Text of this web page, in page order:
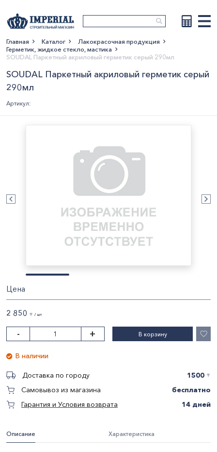
Показать больше
Главная Каталог
Лакокрасочная продукция
Герметик, жидкое стекло, мастика
SOUDAL Паркетный акриловый герметик серый 290мл
SOUDAL Паркетный акриловый герметик серый
290мл
Артикул:
Описание Характеристика
Цена
2 850 〒 / шт
- + В корзину
В наличии
Доставка по городу 1500 〒
Самовывоз из магазина
бесплатно
Гарантия и Условия возврата
14 дней